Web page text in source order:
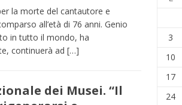
la morte del cantautore e
all’età di 76 anni. Genio
in tutto il mondo, ha
continuerà ad […]
dei Musei. “Il
3
10
17
24